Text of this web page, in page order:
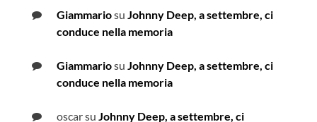
Giammariosu Johnny Deep, a settembre, ci
conduce nella memoria
Giammariosu Johnny Deep, a settembre, ci
conduce nella memoria
oscarsu Johnny Deep, a settembre, ci